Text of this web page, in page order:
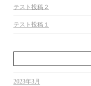
テスト投稿２
テスト投稿１
2023年3月